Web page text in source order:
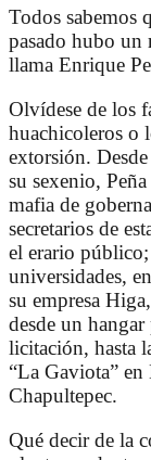
Todos sabemos
pasado hubo un
llama Enrique
Olvídese de los
huachicoleros o
extorsión.
su sexenio,
mafia de
secretarios de
el erario
universidades,
su empresa
desde un
licitación, hasta
“La Gaviota” en
Chapultepec.
Qué decir de la